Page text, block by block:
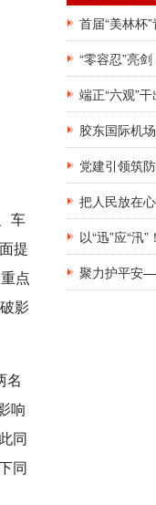
车
提
点
影
名
响
同
同